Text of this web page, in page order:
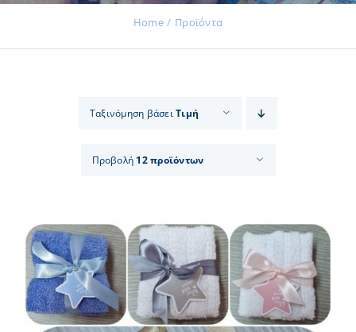
Επικοινωνία
Εισφορές
Home Προϊόντα
Ταξινόμηση βάσειΤιμή
Προβολή 12 προϊόντων